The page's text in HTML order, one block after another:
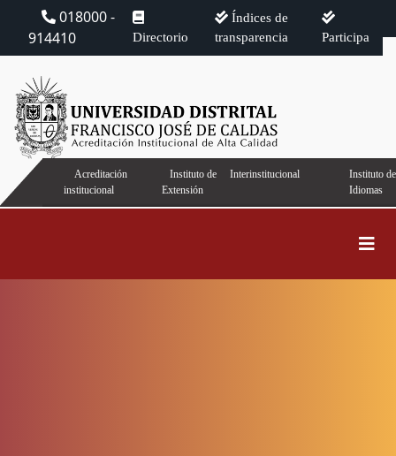
018000 -
914410
Directorio
Índices de
transparencia
Participa
Acreditación
institucional
Instituto de
Extensión
Interinstitucional
Instituto de
Idiomas